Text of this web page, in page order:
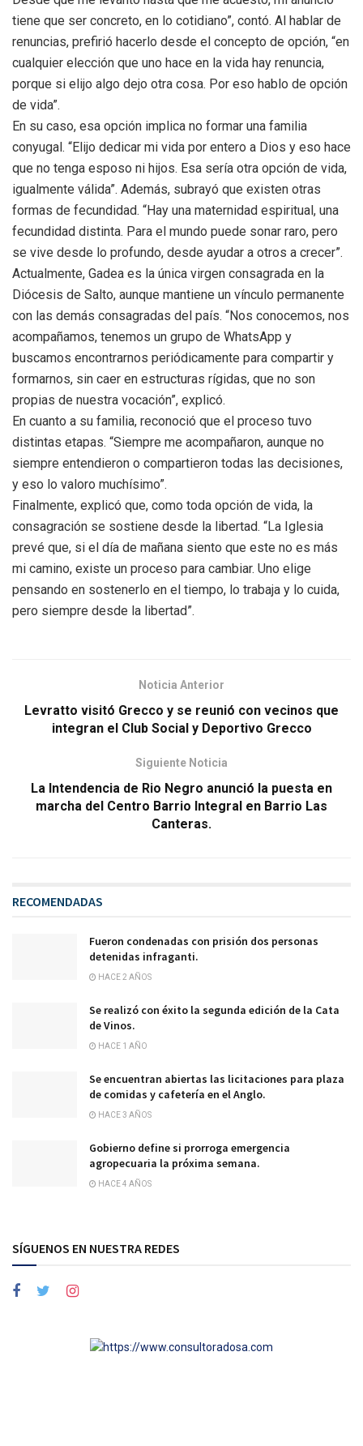
tiene que ser concreto, en lo cotidiano”, contó. Al hablar de
renuncias, prefirió hacerlo desde el concepto de opción, “en
cualquier elección que uno hace en la vida hay renuncia,
porque si elijo algo dejo otra cosa. Por eso hablo de opción
de vida”.
En su caso, esa opción implica no formar una familia
conyugal. “Elijo dedicar mi vida por entero a Dios y eso hace
que no tenga esposo ni hijos. Esa sería otra opción de vida,
igualmente válida”. Además, subrayó que existen otras
formas de fecundidad. “Hay una maternidad espiritual, una
fecundidad distinta. Para el mundo puede sonar raro, pero
se vive desde lo profundo, desde ayudar a otros a crecer”.
Actualmente, Gadea es la única virgen consagrada en la
Diócesis de Salto, aunque mantiene un vínculo permanente
con las demás consagradas del país. “Nos conocemos, nos
acompañamos, tenemos un grupo de WhatsApp y
buscamos encontrarnos periódicamente para compartir y
formarnos, sin caer en estructuras rígidas, que no son
propias de nuestra vocación”, explicó.
En cuanto a su familia, reconoció que el proceso tuvo
distintas etapas. “Siempre me acompañaron, aunque no
siempre entendieron o compartieron todas las decisiones,
y eso lo valoro muchísimo”.
Finalmente, explicó que, como toda opción de vida, la
consagración se sostiene desde la libertad. “La Iglesia
prevé que, si el día de mañana siento que este no es más
mi camino, existe un proceso para cambiar. Uno elige
pensando en sostenerlo en el tiempo, lo trabaja y lo cuida,
pero siempre desde la libertad”.
Noticia Anterior
Levratto visitó Grecco y se reunió con vecinos que
integran el Club Social y Deportivo Grecco
Siguiente Noticia
La Intendencia de Rio Negro anunció la puesta en
marcha del Centro Barrio Integral en Barrio Las
Canteras.
RECOMENDADAS
Fueron condenadas con prisión dos personas
detenidas infraganti.
HACE 2 AÑOS
Se realizó con éxito la segunda edición de la Cata
de Vinos.
HACE 1 AÑO
Se encuentran abiertas las licitaciones para plaza
de comidas y cafetería en el Anglo.
HACE 3 AÑOS
Gobierno define si prorroga emergencia
agropecuaria la próxima semana.
HACE 4 AÑOS
SÍGUENOS EN NUESTRA REDES